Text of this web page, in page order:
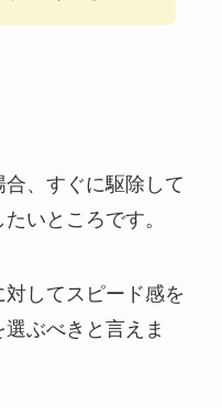
、すぐに駆除して
いところです。
してスピード感を
ぶべきと言えま